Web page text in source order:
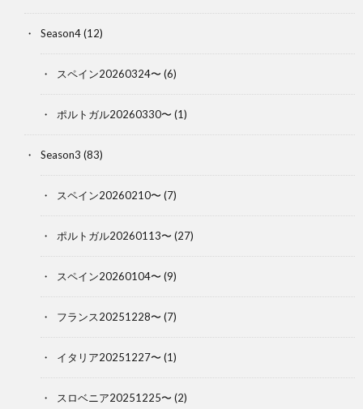
Season4(12)
スペイン20260324〜 (6)
ポルトガル20260330〜 (1)
Season3 (83)
スペイン20260210〜 (7)
ポルトガル20260113〜 (27)
スペイン20260104〜 (9)
フランス20251228〜 (7)
イタリア20251227〜 (1)
スロベニア20251225〜 (2)